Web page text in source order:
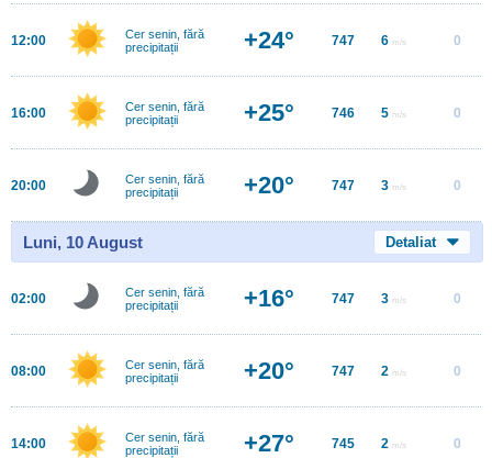
12:00
Cer senin, fără
precipitații
+24° 747 6 m/s 0
16:00
Cer senin, fără
precipitații
+25° 746 5 m/s 0
20:00
Cer senin, fără
precipitații
+20° 747 3 m/s 0
Luni, 10 August Detaliat
02:00
Cer senin, fără
precipitații
+16° 747 3 m/s 0
08:00
Cer senin, fără
precipitații
+20° 747 2 m/s 0
14:00
Cer senin, fără
precipitații
+27° 745 2 m/s 0